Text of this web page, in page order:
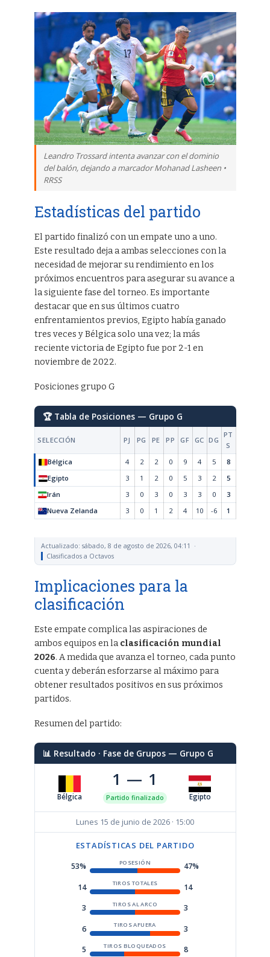
Leandro Trossard intenta avanzar con el dominio
del balón, dejando a marcador Mohanad Lasheen •
RRSS
Estadísticas del partido
El partido finalizó con un empate uno a uno.
Este resultado deja a ambas selecciones con la
necesidad de mejorar su rendimiento en los
próximos encuentros para asegurar su avance a
la siguiente fase del torneo. Es importante
destacar que en sus últimos cuatro
enfrentamientos previos, Egipto había ganado
tres veces y Bélgica solo una vez; la más
reciente victoria de Egipto fue por 2-1 en
noviembre de 2022.
Posiciones grupo G
🏆 Tabla de Posiciones — Grupo G
SELECCIÓN PJ PG PE PP GF GC DG
PT
S
Bélgica
4 2 2 0 9 4 5
8
Egipto
3 1 2 0 5 3 2
5
Irán
3 0 3 0 3 3 0
3
Nueva Zelanda
3 0 1 2 4 10 -6 1
Actualizado: sábado, 8 de agosto de 2026, 04:11 ·
Clasificados a Octavos
Implicaciones para la
clasificación
Este empate complica las aspiraciones de
ambos equipos en la clasificación mundial
2026. A medida que avanza el torneo, cada punto
cuenta y deberán esforzarse al máximo para
obtener resultados positivos en sus próximos
partidos.
Resumen del partido:
📊 Resultado · Fase de Grupos — Grupo G
Bélgica
1 — 1
Partido finalizado Egipto
Lunes 15 de junio de 2026 · 15:00
ESTADÍSTICAS DEL PARTIDO
53% POSESIÓN 47%
14 TIROS TOTALES 14
3 TIROS AL ARCO 3
6 TIROS AFUERA 3
5 TIROS BLOQUEADOS 8